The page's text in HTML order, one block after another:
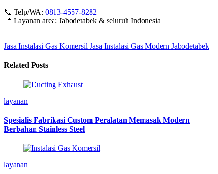
📞 Telp/WA: 0813-4557-8282
📍 Layanan area: Jabodetabek & seluruh Indonesia
Jasa Instalasi Gas Komersil Jasa Instalasi Gas Modern Jabodetabek
Related Posts
layanan
Spesialis Fabrikasi Custom Peralatan Memasak Modern
Berbahan Stainless Steel
layanan